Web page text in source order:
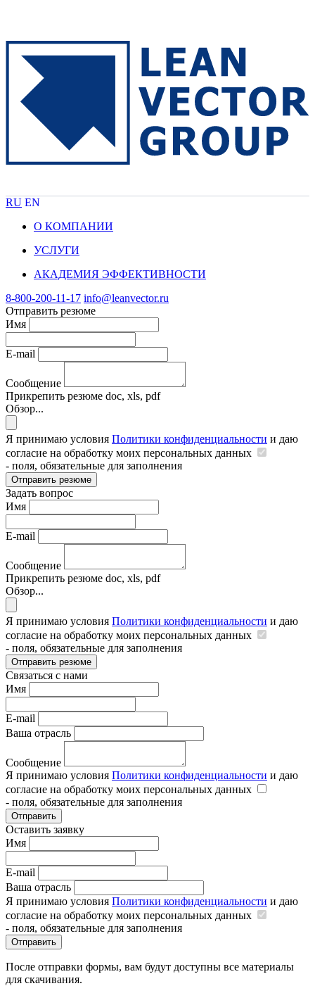
RU EN
О КОМПАНИИ
УСЛУГИ
АКАДЕМИЯ ЭФФЕКТИВНОСТИ
8-800-200-11-17 info@leanvector.ru
Отправить резюме
Имя
E-mail
Сообщение
Прикрепить резюме doc, xls, pdf
Обзор...
Я принимаю условия Политики конфиденциальности и даю
согласие на обработку моих персональных данных
- поля, обязательные для заполнения
Отправить резюме
Задать вопрос
Имя
E-mail
Сообщение
Прикрепить резюме doc, xls, pdf
Обзор...
Я принимаю условия Политики конфиденциальности и даю
согласие на обработку моих персональных данных
- поля, обязательные для заполнения
Отправить резюме
Связаться с нами
Имя
E-mail
Ваша отрасль
Сообщение
Я принимаю условия Политики конфиденциальности и даю
согласие на обработку моих персональных данных
- поля, обязательные для заполнения
Отправить
Оставить заявку
Имя
E-mail
Ваша отрасль
Я принимаю условия Политики конфиденциальности и даю
согласие на обработку моих персональных данных
- поля, обязательные для заполнения
Отправить
После отправки формы, вам будут доступны все материалы
для скачивания.